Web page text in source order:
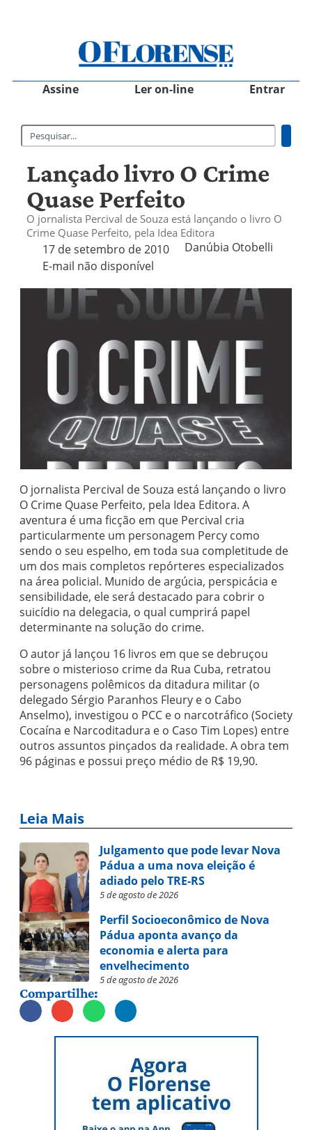
Assine Ler on-line Entrar
Lançado livro O Crime
Quase Perfeito
O jornalista Percival de Souza está lançando o livro O
Crime Quase Perfeito, pela Idea Editora
17 de setembro de 2010
Danúbia Otobelli 
E-mail não disponível
O jornalista Percival de Souza está lançando o livro
O Crime Quase Perfeito, pela Idea Editora. A
aventura é uma ficção em que Percival cria
particularmente um personagem Percy como
sendo o seu espelho, em toda sua completitude de
um dos mais completos repórteres especializados
na área policial. Munido de argúcia, perspicácia e
sensibilidade, ele será destacado para cobrir o
suicídio na delegacia, o qual cumprirá papel
determinante na solução do crime.
O autor já lançou 16 livros em que se debruçou
sobre o misterioso crime da Rua Cuba, retratou
personagens polêmicos da ditadura militar (o
delegado Sérgio Paranhos Fleury e o Cabo
Anselmo), investigou o PCC e o narcotráfico (Society
Cocaína e Narcoditadura e o Caso Tim Lopes) entre
outros assuntos pinçados da realidade. A obra tem
96 páginas e possui preço médio de R$ 19,90.
Leia Mais
Julgamento que pode levar Nova
Pádua a uma nova eleição é
adiado pelo TRE-RS
5 de agosto de 2026
Perfil Socioeconômico de Nova
Pádua aponta avanço da
economia e alerta para
envelhecimento
5 de agosto de 2026
Compartilhe: